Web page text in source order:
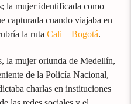
la mujer identificada como
capturada cuando viajaba en
la rutaCali –Bogotá.
la mujer oriunda de Medellín,
de la Policía Nacional,
charlas en instituciones